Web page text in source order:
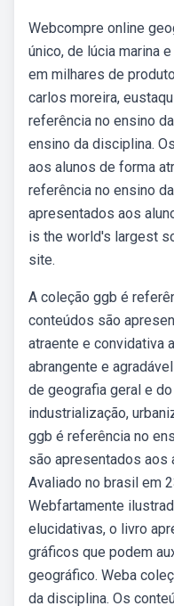
Webcompre online
único, de lúcia marina
em milhares de
carlos moreira,
referência no ensino
ensino da disciplina.
aos alunos de forma
referência no ensino
apresentados aos
is the world's largest
site.
A coleção ggb é
conteúdos são
atraente e convidativa
abrangente e
de geografia geral e
industrialização,
ggb é referência no
são apresentados aos
Avaliado no brasil em
Webfartamente
elucidativas, o livro
gráficos que podem
geográfico. Weba
da disciplina. Os